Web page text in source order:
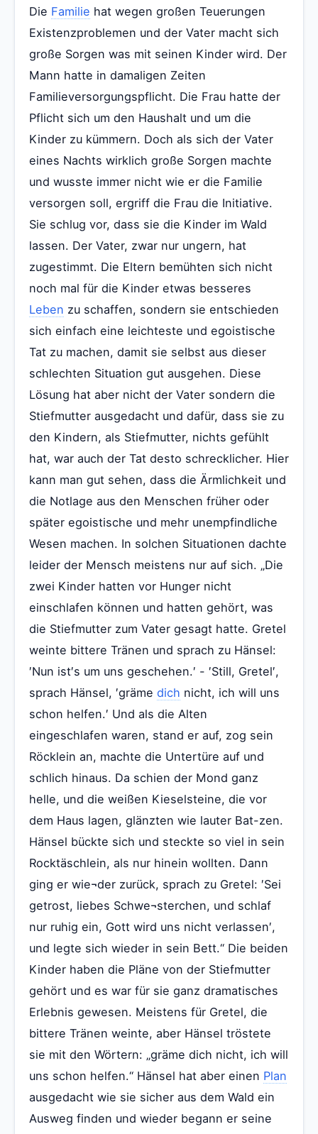
Die Familie hat wegen großen Teuerungen
Existenzproblemen und der Vater macht sich
große Sorgen was mit seinen Kinder wird. Der
Mann hatte in damaligen Zeiten
Familieversorgungspflicht. Die Frau hatte der
Pflicht sich um den Haushalt und um die
Kinder zu kümmern. Doch als sich der Vater
eines Nachts wirklich große Sorgen machte
und wusste immer nicht wie er die Familie
versorgen soll, ergriff die Frau die Initiative.
Sie schlug vor, dass sie die Kinder im Wald
lassen. Der Vater, zwar nur ungern, hat
zugestimmt. Die Eltern bemühten sich nicht
noch mal für die Kinder etwas besseres
Leben zu schaffen, sondern sie entschieden
sich einfach eine leichteste und egoistische
Tat zu machen, damit sie selbst aus dieser
schlechten Situation gut ausgehen. Diese
Lösung hat aber nicht der Vater sondern die
Stiefmutter ausgedacht und dafür, dass sie zu
den Kindern, als Stiefmutter, nichts gefühlt
hat, war auch der Tat desto schrecklicher. Hier
kann man gut sehen, dass die Ärmlichkeit und
die Notlage aus den Menschen früher oder
später egoistische und mehr unempfindliche
Wesen machen. In solchen Situationen dachte
leider der Mensch meistens nur auf sich. „Die
zwei Kinder hatten vor Hunger nicht
einschlafen können und hatten gehört, was
die Stiefmutter zum Vater gesagt hatte. Gretel
weinte bittere Tränen und sprach zu Hänsel:
′Nun ist′s um uns geschehen.′ - ′Still, Gretel′,
sprach Hänsel, ′gräme dich nicht, ich will uns
schon helfen.′ Und als die Alten
eingeschlafen waren, stand er auf, zog sein
Röcklein an, machte die Untertüre auf und
schlich hinaus. Da schien der Mond ganz
helle, und die weißen Kieselsteine, die vor
dem Haus lagen, glänzten wie lauter Bat-zen.
Hänsel bückte sich und steckte so viel in sein
Rocktäschlein, als nur hinein wollten. Dann
ging er wie¬der zurück, sprach zu Gretel: ′Sei
getrost, liebes Schwe¬sterchen, und schlaf
nur ruhig ein, Gott wird uns nicht verlassen′,
und legte sich wieder in sein Bett.“ Die beiden
Kinder haben die Pläne von der Stiefmutter
gehört und es war für sie ganz dramatisches
Erlebnis gewesen. Meistens für Gretel, die
bittere Tränen weinte, aber Hänsel tröstete
sie mit den Wörtern: „gräme dich nicht, ich will
uns schon helfen.“ Hänsel hat aber einen Plan
ausgedacht wie sie sicher aus dem Wald ein
Ausweg finden und wieder begann er seine